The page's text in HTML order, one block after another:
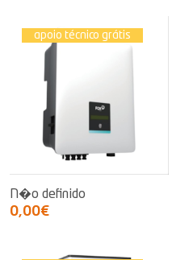
apoio técnico grátis
N�o definido
0,00€